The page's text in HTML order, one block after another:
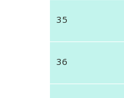
35
36